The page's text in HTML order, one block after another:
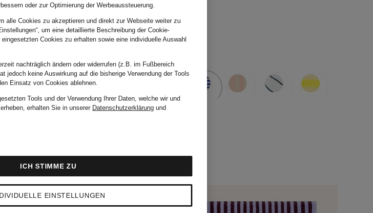
oder zur Optimierung der Werbeaussteuerung.
alle Cookies zu akzeptieren und direkt zur Webseite weiter zu
um eine detaillierte Beschreibung der Cookie-
Cookies zu erhalten sowie eine individuelle Auswahl
nachträglich ändern oder widerrufen (z.B. im Fußbereich
jedoch keine Auswirkung auf die bisherige Verwendung der Tools
Einsatz von Cookies ablehnen.
Tools und der Verwendung Ihrer Daten, welche wir und
erhalten Sie in unserer Datenschutzerklärung und
EINSTELLUNGEN
ICH STIMME ZU